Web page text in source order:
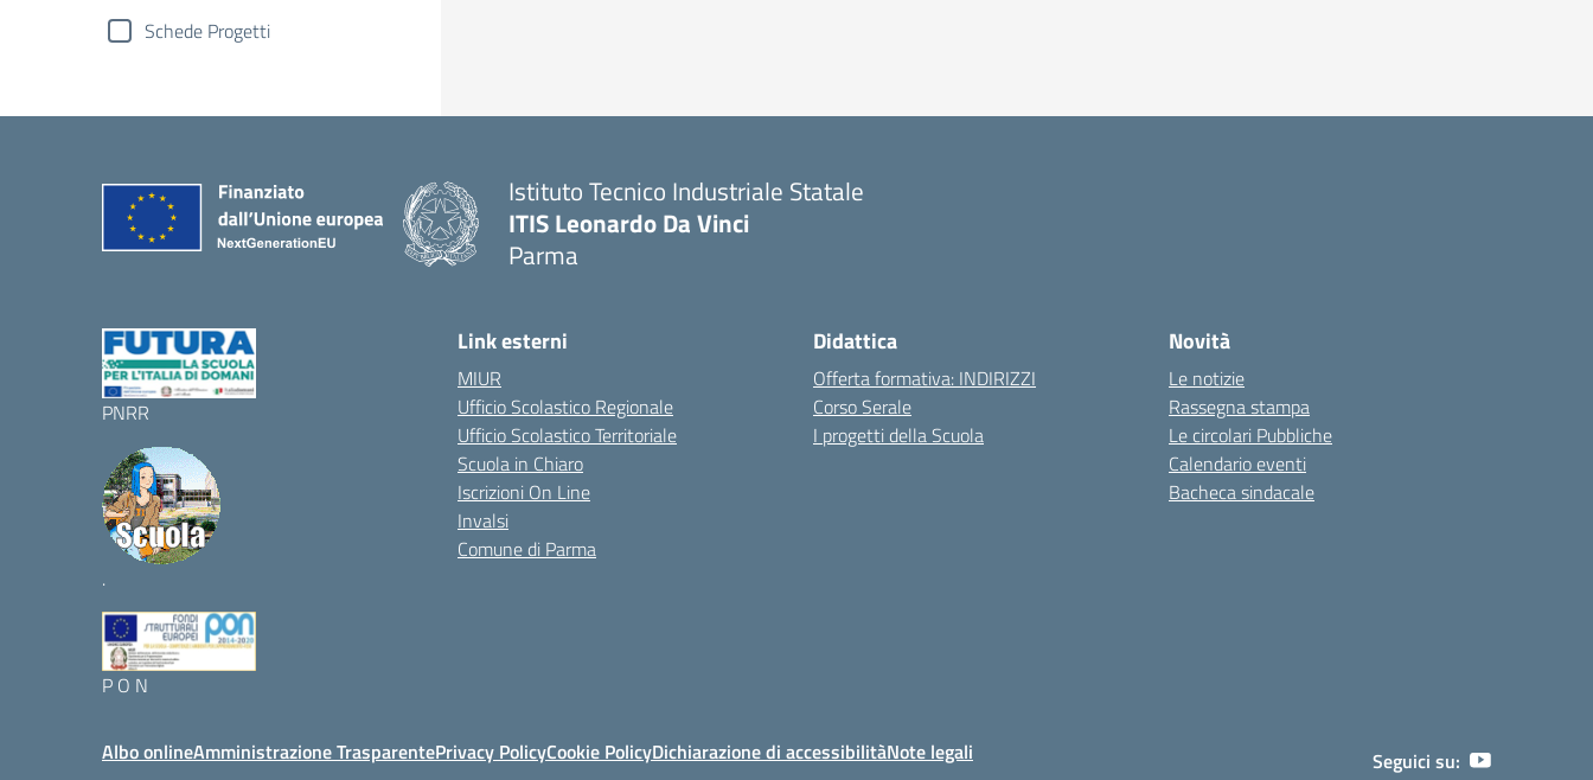
Schede Progetti
Istituto Tecnico Industriale Statale
ITIS Leonardo Da Vinci
Parma
PNRR
.
P O N
Link esterni
MIUR
Ufficio Scolastico Regionale
Ufficio Scolastico Territoriale
Scuola in Chiaro
Iscrizioni On Line
Invalsi
Comune di Parma
Didattica
Offerta formativa: INDIRIZZI
Corso Serale
I progetti della Scuola
Novità
Le notizie
Rassegna stampa
Le circolari Pubbliche
Calendario eventi
Bacheca sindacale
Albo onlineAmministrazione TrasparentePrivacy PolicyCookie PolicyDichiarazione di accessibilitàNote legali Seguici su: